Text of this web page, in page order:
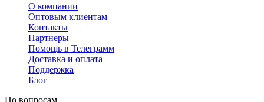
О компании
Оптовым клиентам
Контакты
Партнеры
Помощь в Телеграмм
Доставка и оплата
Поддержка
Блог
По вопросам